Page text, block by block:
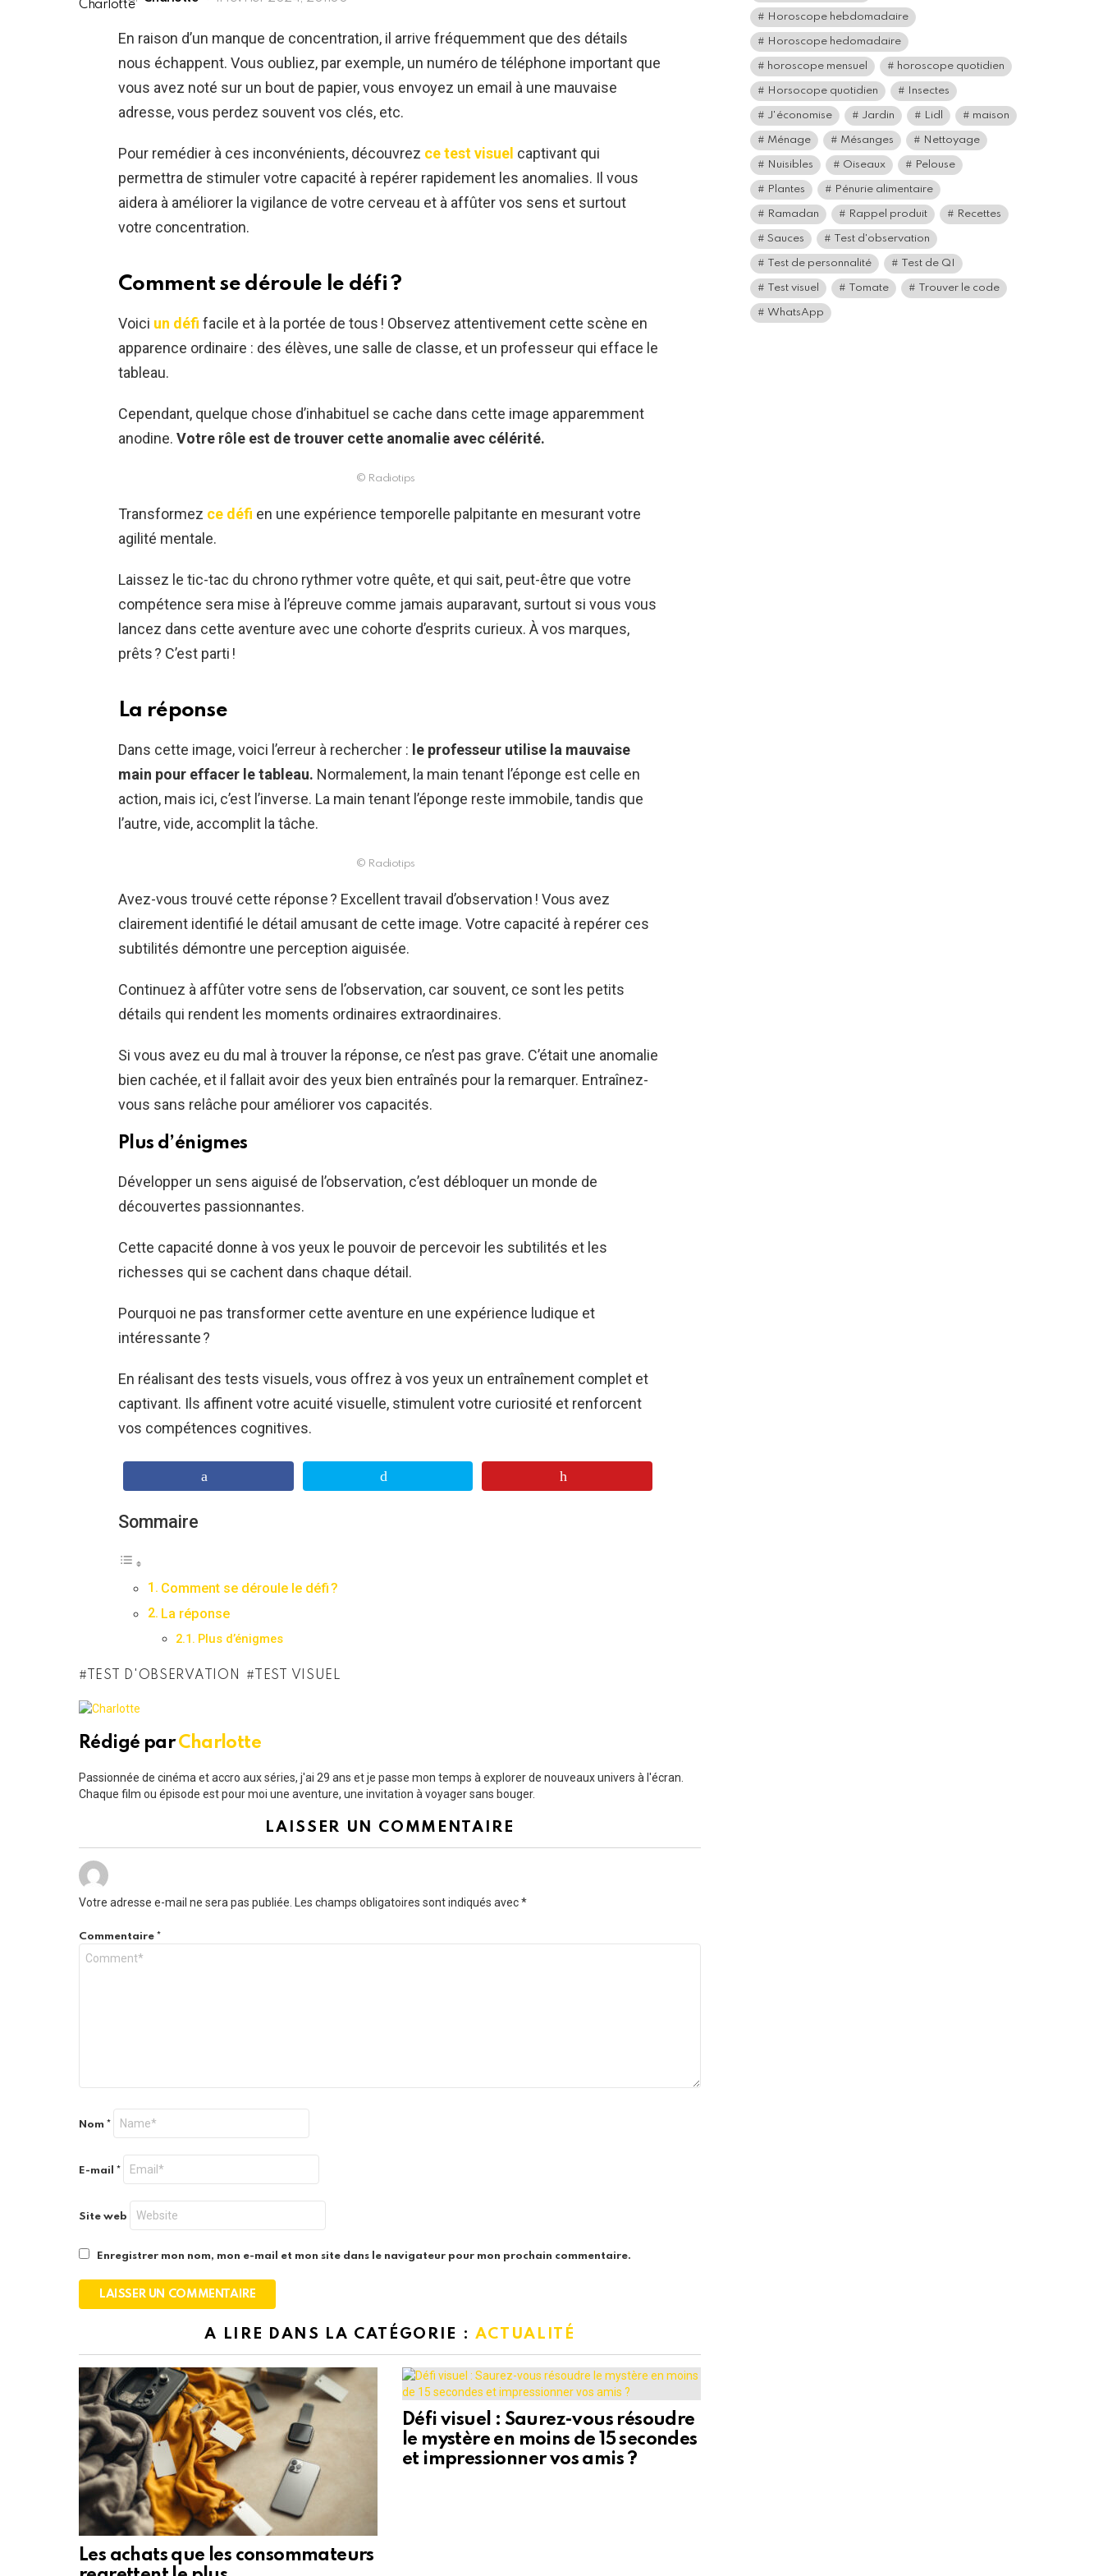
En raison d’un manque de concentration, il arrive fréquemment que des détails
nous échappent. Vous oubliez, par exemple, un numéro de téléphone important que
vous avez noté sur un bout de papier, vous envoyez un email à une mauvaise
adresse, vous perdez souvent vos clés, etc.
Pour remédier à ces inconvénients, découvrez ce test visuel captivant qui
permettra de stimuler votre capacité à repérer rapidement les anomalies. Il vous
aidera à améliorer la vigilance de votre cerveau et à affûter vos sens et surtout
votre concentration.
Comment se déroule le défi ?
Voici un défi facile et à la portée de tous ! Observez attentivement cette scène en
apparence ordinaire : des élèves, une salle de classe, et un professeur qui efface le
tableau.
Cependant, quelque chose d’inhabituel se cache dans cette image apparemment
anodine. Votre rôle est de trouver cette anomalie avec célérité.
© Radiotips
Transformez ce défi en une expérience temporelle palpitante en mesurant votre
agilité mentale.
Laissez le tic-tac du chrono rythmer votre quête, et qui sait, peut-être que votre
compétence sera mise à l’épreuve comme jamais auparavant, surtout si vous vous
lancez dans cette aventure avec une cohorte d’esprits curieux. À vos marques,
prêts ? C’est parti !
La réponse
Dans cette image, voici l’erreur à rechercher : le professeur utilise la mauvaise
main pour effacer le tableau. Normalement, la main tenant l’éponge est celle en
action, mais ici, c’est l’inverse. La main tenant l’éponge reste immobile, tandis que
l’autre, vide, accomplit la tâche.
© Radiotips
Avez-vous trouvé cette réponse ? Excellent travail d’observation ! Vous avez
clairement identifié le détail amusant de cette image. Votre capacité à repérer ces
subtilités démontre une perception aiguisée.
Continuez à affûter votre sens de l’observation, car souvent, ce sont les petits
détails qui rendent les moments ordinaires extraordinaires.
Si vous avez eu du mal à trouver la réponse, ce n’est pas grave. C’était une anomalie
bien cachée, et il fallait avoir des yeux bien entraînés pour la remarquer. Entraînez-
vous sans relâche pour améliorer vos capacités.
Plus d’énigmes
Développer un sens aiguisé de l’observation, c’est débloquer un monde de
découvertes passionnantes.
Cette capacité donne à vos yeux le pouvoir de percevoir les subtilités et les
richesses qui se cachent dans chaque détail.
Pourquoi ne pas transformer cette aventure en une expérience ludique et
intéressante ?
En réalisant des tests visuels, vous offrez à vos yeux un entraînement complet et
captivant. Ils affinent votre acuité visuelle, stimulent votre curiosité et renforcent
vos compétences cognitives.
Sommaire
Comment se déroule le défi ?
La réponse
Plus d’énigmes
TEST D'OBSERVATION TEST VISUEL
Rédigé parCharlotte
Passionnée de cinéma et accro aux séries, j'ai 29 ans et je passe mon temps à explorer de nouveaux univers à l'écran.
Chaque film ou épisode est pour moi une aventure, une invitation à voyager sans bouger.
LAISSER UN COMMENTAIRE
Votre adresse e-mail ne sera pas publiée. Les champs obligatoires sont indiqués avec*
Commentaire *
Nom *
E-mail *
Site web
Enregistrer mon nom, mon e-mail et mon site dans le navigateur pour mon prochain commentaire.
A LIRE DANS LA CATÉGORIE : ACTUALITÉ
Les achats que les consommateurs
Défi visuel : Saurez-vous résoudre
le mystère en moins de 15 secondes
et impressionner vos amis ?
Horoscope hebdomadaire
Horoscope hedomadaire
horoscope mensuel horoscope quotidien
Horsocope quotidien Insectes
J'économise Jardin Lidl maison
Ménage Mésanges Nettoyage
Nuisibles Oiseaux Pelouse
Plantes Pénurie alimentaire
Ramadan Rappel produit Recettes
Sauces Test d'observation
Test de personnalité Test de QI
Test visuel Tomate Trouver le code
WhatsApp